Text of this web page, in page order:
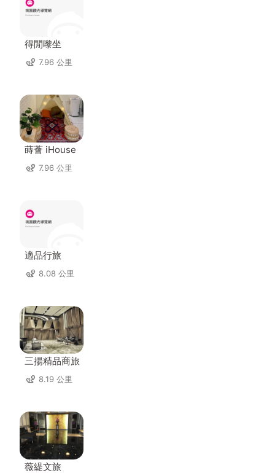
得閒嚟坐
7.96 公里
蒔薈 iHouse
7.96 公里
適品行旅
8.08 公里
三揚精品商旅
8.19 公里
薇緹文旅